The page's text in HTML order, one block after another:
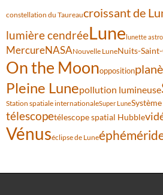
constellation du Taureaucroissant de
lumière cendréeLunelunette
MercureNASANouvelle LuneNuits-
On the Moonopposition
Pleine Lunepollution lumineuse
Station spatiale internationaleSuper Lune
télescopetélescope spatial Hubble
Vénuséclipse de Lune